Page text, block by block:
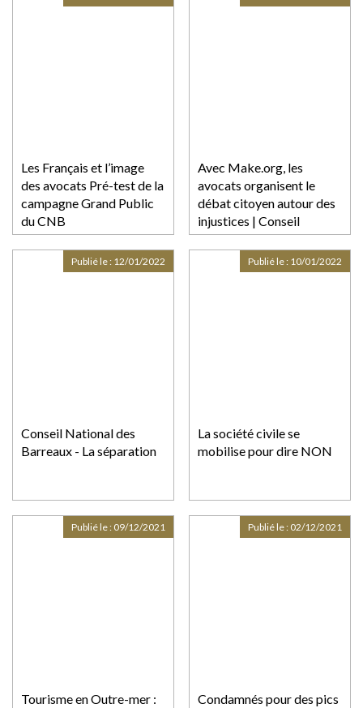
Les Français et l’image
des avocats Pré-test de la
campagne Grand Public
du CNB
Avec Make.org, les
avocats organisent le
débat citoyen autour des
injustices | Conseil
national des barreaux
Conseil National des
Barreaux - La séparation
Publié le : 12/01/2022
La société civile se
mobilise pour dire NON
Publié le : 10/01/2022
Tourisme en Outre-mer :
Publié le : 09/12/2021
Condamnés pour des pics
Publié le : 02/12/2021